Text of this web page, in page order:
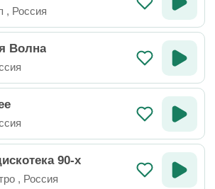
, Россия
Волна
90-х
, Россия